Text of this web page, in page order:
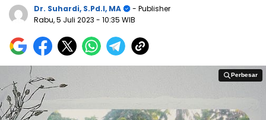
Dr. Suhardi, S.Pd.I, MA
- Publisher
Rabu, 5 Juli 2023 - 10:35 WIB
Perbesar
Perbesar